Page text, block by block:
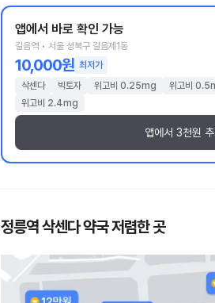
앱에서 바로 확인 가능
길음역 • 서울 성북구 길음제1동
10,000원 최저가
삭센다
빅토자 위고비 0.25mg 위고비
위고비 2.4mg
앱에서 3천원
정릉역 삭센다 약국 저렴한 곳